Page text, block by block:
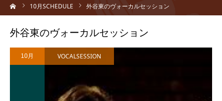
10月SCHEDULE 外谷東のヴォーカルセッション
外谷東のヴォーカルセッション
10月 VOCALSESSION